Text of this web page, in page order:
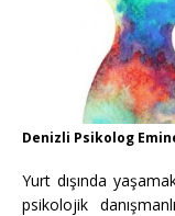
Denizli Psikolog
Yurt dışında
psikolojik